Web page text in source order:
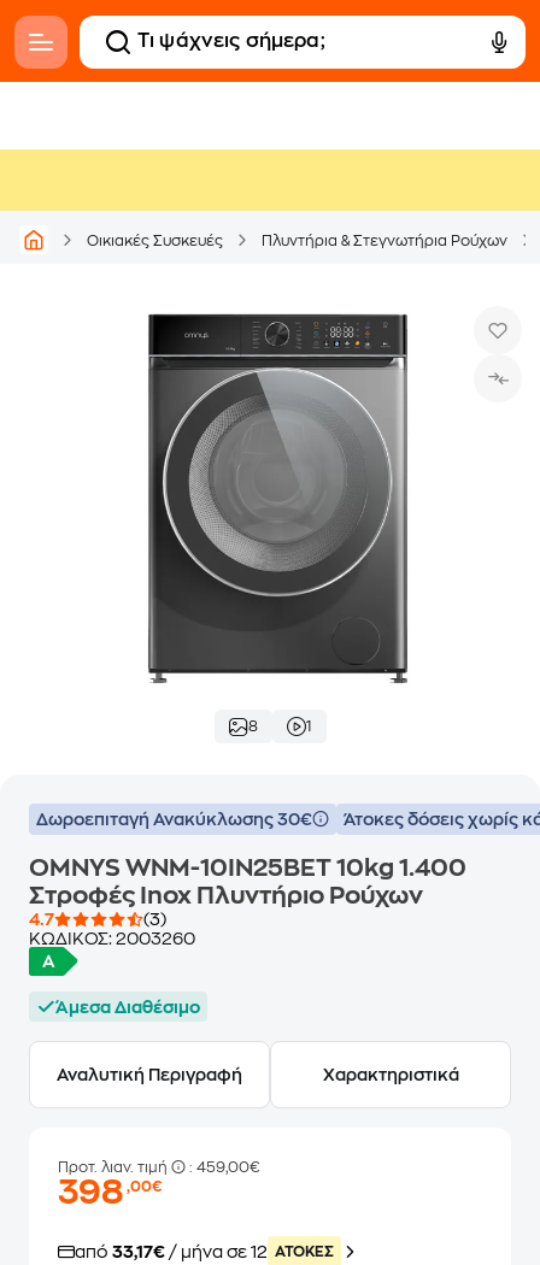
Οικιακές Συσκευές Πλυντήρια & Στεγνωτήρια Ρούχων
8 1
Δωροεπιταγή Ανακύκλωσης 30€ Άτοκες δόσεις χωρίς
OMNYS WNM-10IN25BET 10kg 1.400
Στροφές Inox Πλυντήριο Ρούχων
4.7
(3)
ΚΩΔΙΚΟΣ: 2003260
Άμεσα Διαθέσιμο
Αναλυτική Περιγραφή Χαρακτηριστικά
Προτ. λιαν. τιμή : 459,00€
398,00€
από 33,17€ / μήνα σε 12 ATOKEΣ